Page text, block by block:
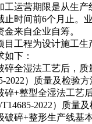
工运营期限是从生
止时间前6个月止。
来自企业自筹。
目工程为设计施工
下：
全湿法工艺后，质
2022）质量及检验方
碎+整型全湿法工艺
2022）质量及
破碎+整形生产线基